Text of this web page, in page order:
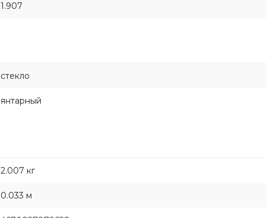
1.907
стекло
янтарный
2.007 кг
0.033 м